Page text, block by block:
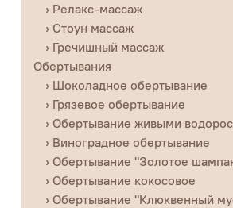
› Релакс-массаж
› Стоун массаж
› Гречишный массаж
Обертывания
› Шоколадное обертывание
› Грязевое обертывание
› Обертывание живыми
› Виноградное обертывание
› Обертывание "Золотое
› Обертывание кокосовое
› Обертывание "Клюквенный